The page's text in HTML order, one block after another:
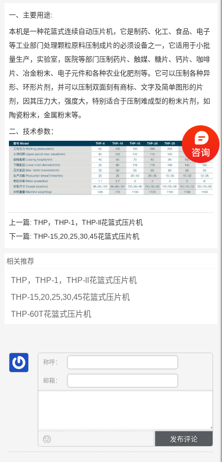
一、主要用途:
本机是一种花篮式连续自动压片机，它是制药、化工、食品、电子
等工业部门处理颗粒原料压制成片的必须设备之一，它适用于小批
量生产，实验室，医院等部门压制药片、触媒、糖片、钙片、咖啡
片、冶金粉末、电子元件和各种农业化肥剂等。它可以压制各种异
形、环形片剂，并可以压制双面刻有商标、文字及简单图形的片
剂，因其压力大，强度大，特别适合于压制难成型的粉末片剂，如
陶瓷粉末，金属粉末等。
二、技术参数：
上一篇: THP，THP-1，THP-ll花篮式压片机
下一篇: THP-15,20,25,30,45花篮式压片机
相关推荐
THP，THP-1，THP-ll花篮式压片机
THP-15,20,25,30,45花篮式压片机
THP-60T花篮式压片机
称呼：
邮箱：